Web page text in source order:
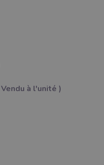
à l'unité )